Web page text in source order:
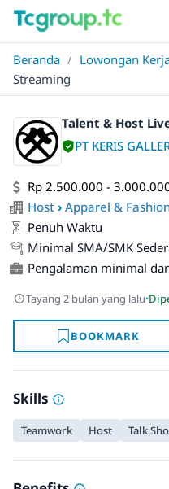
Beranda / Lowongan
Streaming
Talent & Host
PT KERIS
Rp 2.500.000 -
Host › Apparel &
Penuh Waktu
Minimal SMA/SMK
Pengalaman minimal
Tayang 2 bulan yang lalu·
BOOKMARK
Skills
Teamwork Host Talk